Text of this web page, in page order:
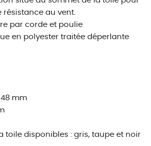
au vent.
par corde et poulie
en polyester traitée déperlante
mm
toile disponibles : gris, taupe et noir